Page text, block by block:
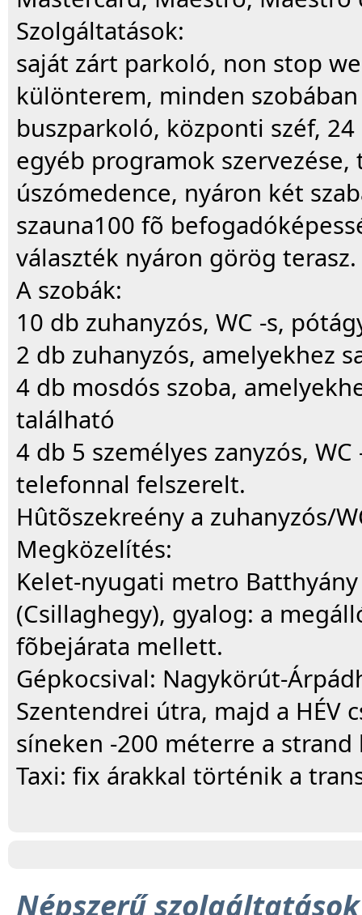
Szolgáltatások:
saját zárt parkoló, non stop
különterem, minden
buszparkoló, központi széf,
egyéb programok
úszómedence, nyáron két
szauna100 fõ
választék nyáron görög terasz.
A szobák:
10 db zuhanyzós, WC -s,
2 db zuhanyzós, amelyekhez
4 db mosdós szoba,
található
4 db 5 személyes zanyzós,
telefonnal felszerelt.
Hûtõszekreény a zuhanyzós/
Megközelítés:
Kelet-nyugati metro
(Csillaghegy), gyalog: a
fõbejárata mellett.
Gépkocsival: Nagykörút-
Szentendrei útra, majd a HÉV
síneken -200 méterre a
Taxi: fix árakkal történik a
Népszerű szolgáltatások